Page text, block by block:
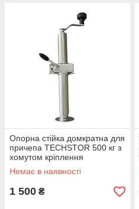
Опорна стійка домкратна для
причепа TECHSTOR 500 кг з
хомутом кріплення
Немає в наявності
1 500 ₴